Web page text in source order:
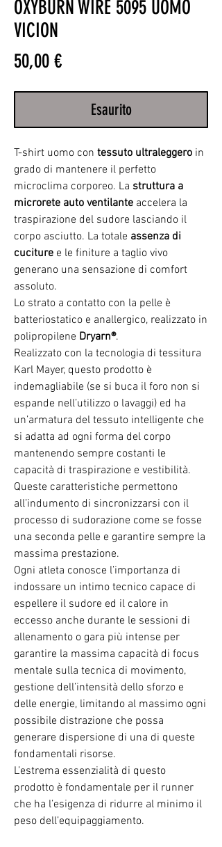
OXYBURN WIRE 5095 UOMO
VICION
50,00 €Prezzo
Esaurito
T-shirt uomo con tessuto ultraleggero in
grado di mantenere il perfetto
microclima corporeo. La struttura a
microrete auto ventilante accelera la
traspirazione del sudore lasciando il
corpo asciutto. La totale assenza di
cuciture e le finiture a taglio vivo
generano una sensazione di comfort
assoluto.
Lo strato a contatto con la pelle è
batteriostatico e anallergico, realizzato in
polipropilene Dryarn®.
Realizzato con la tecnologia di tessitura
Karl Mayer, questo prodotto è
indemagliabile (se si buca il foro non si
espande nell’utilizzo o lavaggi) ed ha
un’armatura del tessuto intelligente che
si adatta ad ogni forma del corpo
mantenendo sempre costanti le
capacità di traspirazione e vestibilità.
Queste caratteristiche permettono
all’indumento di sincronizzarsi con il
processo di sudorazione come se fosse
una seconda pelle e garantire sempre la
massima prestazione.
Ogni atleta conosce l’importanza di
indossare un intimo tecnico capace di
espellere il sudore ed il calore in
eccesso anche durante le sessioni di
allenamento o gara più intense per
garantire la massima capacità di focus
mentale sulla tecnica di movimento,
gestione dell’intensità dello sforzo e
delle energie, limitando al massimo ogni
possibile distrazione che possa
generare dispersione di una di queste
fondamentali risorse.
L’estrema essenzialità di questo
prodotto è fondamentale per il runner
che ha l’esigenza di ridurre al minimo il
peso dell’equipaggiamento.